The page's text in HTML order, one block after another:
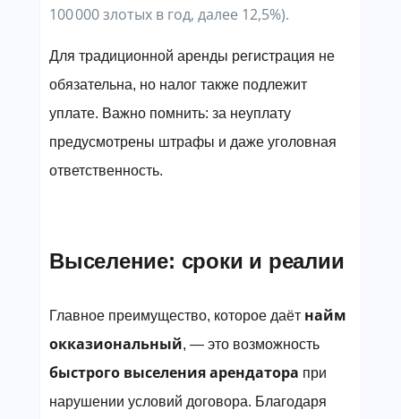
100 000 злотых в год, далее 12,5%).
Для традиционной аренды регистрация не
обязательна, но налог также подлежит
уплате. Важно помнить: за неуплату
предусмотрены штрафы и даже уголовная
ответственность.
Выселение: сроки и реалии
Главное преимущество, которое даёт найм
окказиональный, — это возможность
быстрого выселения арендатора при
нарушении условий договора. Благодаря